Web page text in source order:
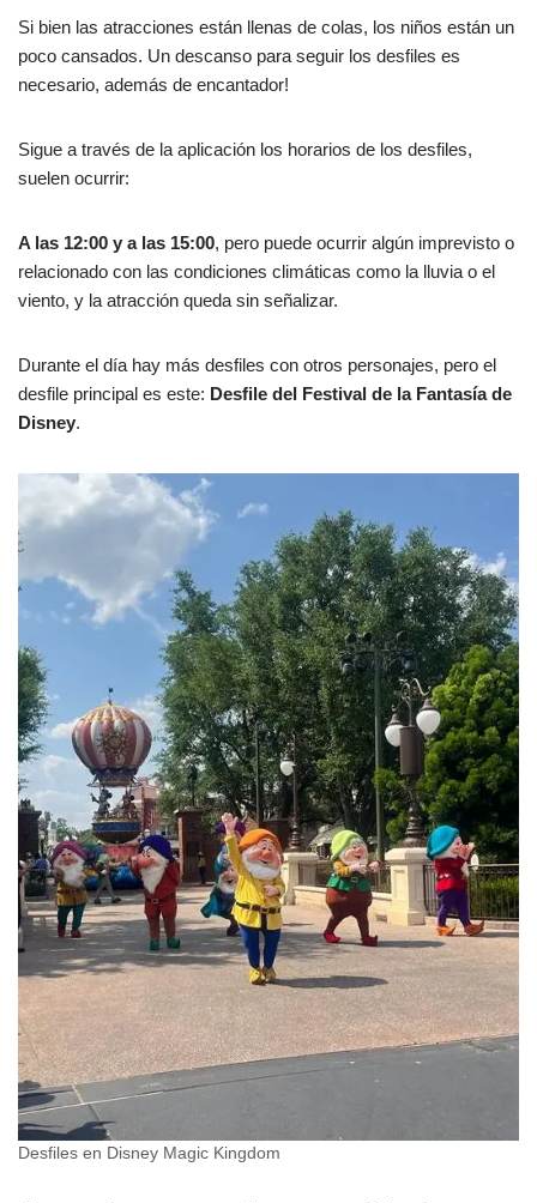
Si bien las atracciones están llenas de colas, los niños están un
poco cansados. Un descanso para seguir los desfiles es
necesario, además de encantador!
Sigue a través de la aplicación los horarios de los desfiles,
suelen ocurrir:
A las 12:00 y a las 15:00, pero puede ocurrir algún imprevisto o
relacionado con las condiciones climáticas como la lluvia o el
viento, y la atracción queda sin señalizar.
Durante el día hay más desfiles con otros personajes, pero el
desfile principal es este: Desfile del Festival de la Fantasía de
Disney.
Desfiles en Disney Magic Kingdom